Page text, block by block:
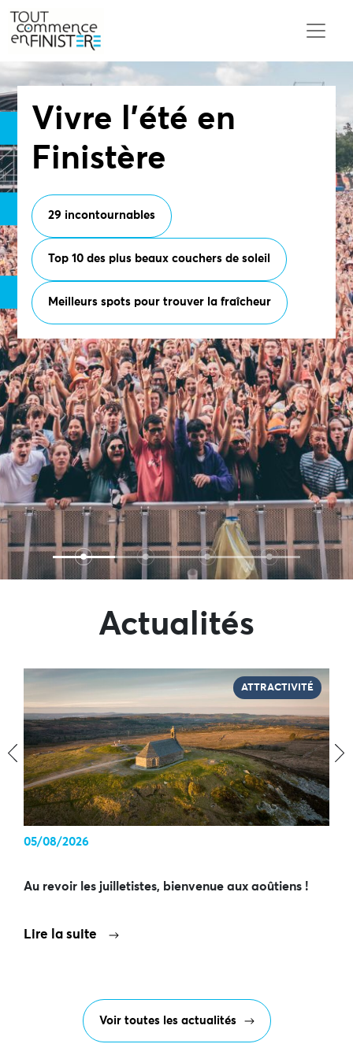
Vivre l’été en
Finistère
29 incontournables
Top 10 des plus beaux couchers de soleil
Meilleurs spots pour trouver la fraîcheur
Actualités
ATTRACTIVITÉ
05/08/2026
Au revoir les juilletistes, bienvenue aux aoûtiens !
Lire la suite
‹ ›
Voir toutes les actualités